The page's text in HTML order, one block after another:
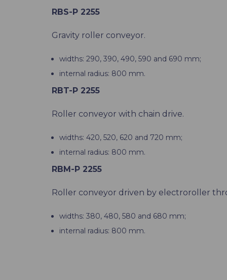
RBS-P 2255
Gravity roller conveyor.
widths: 290, 390, 490, 590 and 690 mm;
internal radius: 800 mm.
RBT-P 2255
Roller conveyor with chain drive.
widths: 420, 520, 620 and 720 mm;
internal radius: 800 mm.
RBM-P 2255
Roller conveyor driven by electroroller
widths: 380, 480, 580 and 680 mm;
internal radius: 800 mm.